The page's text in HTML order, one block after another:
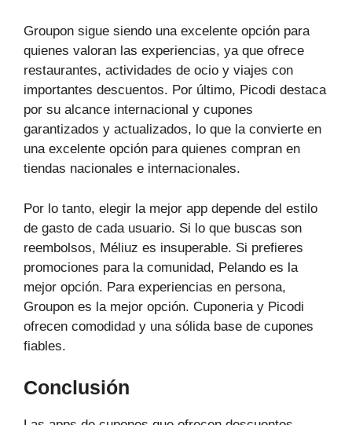
Groupon sigue siendo una excelente opción para
quienes valoran las experiencias, ya que ofrece
restaurantes, actividades de ocio y viajes con
importantes descuentos. Por último, Picodi destaca
por su alcance internacional y cupones
garantizados y actualizados, lo que la convierte en
una excelente opción para quienes compran en
tiendas nacionales e internacionales.
Por lo tanto, elegir la mejor app depende del estilo
de gasto de cada usuario. Si lo que buscas son
reembolsos, Méliuz es insuperable. Si prefieres
promociones para la comunidad, Pelando es la
mejor opción. Para experiencias en persona,
Groupon es la mejor opción. Cuponeria y Picodi
ofrecen comodidad y una sólida base de cupones
fiables.
Conclusión